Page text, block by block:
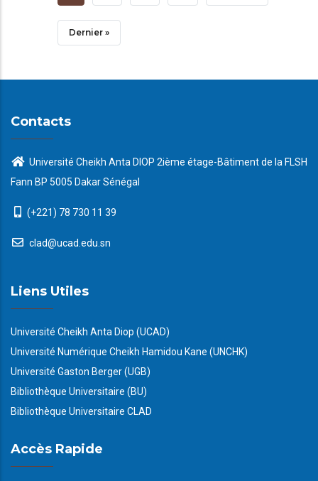
Courante
Dernière
Dernier »
Contacts
Université Cheikh Anta DIOP 2ième étage-Bâtiment de la FLSH
Fann BP 5005 Dakar Sénégal
(+221) 78 730 11 39
clad@ucad.edu.sn
Liens Utiles
Université Cheikh Anta Diop (UCAD)
Université Numérique Cheikh Hamidou Kane (UNCHK)
Université Gaston Berger (UGB)
Bibliothèque Universitaire (BU)
Bibliothèque Universitaire CLAD
Accès Rapide